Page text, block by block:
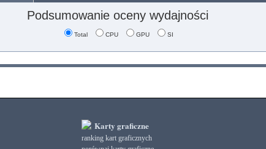
Podsumowanie oceny wydajności
Total CPU GPU SI
Karty graficzne
ranking kart graficznych